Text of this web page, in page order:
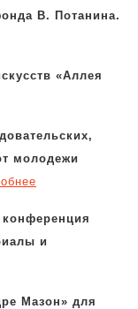
В. Потанина.
«Аллея
молодежи
конференция
и
Мазон» для